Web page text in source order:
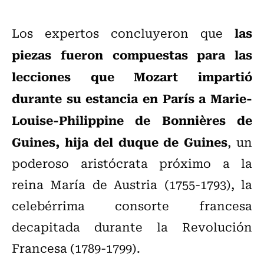
Los expertos concluyeron que las
piezas fueron compuestas para las
lecciones que Mozart impartió
durante su estancia en París a Marie-
Louise-Philippine de Bonnières de
Guines, hija del duque de Guines, un
poderoso aristócrata próximo a la
reina María de Austria (1755-1793), la
celebérrima consorte francesa
decapitada durante la Revolución
Francesa (1789-1799).